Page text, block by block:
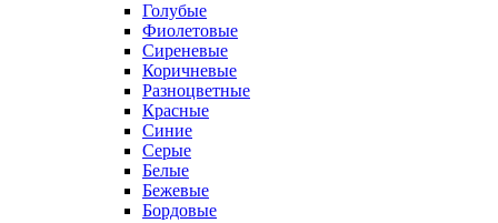
Голубые
Фиолетовые
Сиреневые
Коричневые
Разноцветные
Красные
Синие
Серые
Белые
Бежевые
Бордовые